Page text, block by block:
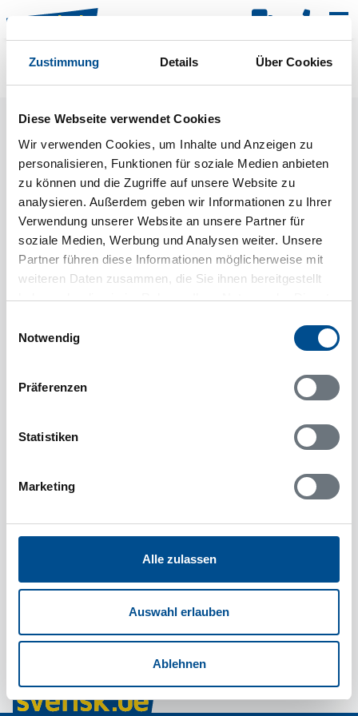
Zustimmung Details Über Cookies
Diese Webseite verwendet Cookies
Wir verwenden Cookies, um Inhalte und Anzeigen zu
personalisieren, Funktionen für soziale Medien anbieten
zu können und die Zugriffe auf unsere Website zu
analysieren. Außerdem geben wir Informationen zu Ihrer
Verwendung unserer Website an unsere Partner für
soziale Medien, Werbung und Analysen weiter. Unsere
Partner führen diese Informationen möglicherweise mit
weiteren Daten zusammen, die Sie ihnen bereitgestellt
haben oder die sie im Rahmen Ihrer Nutzung der Dienste
Notwendig
Präferenzen
Statistiken
Marketing
Alle zulassen
Auswahl erlauben
Ablehnen
Filter Raster